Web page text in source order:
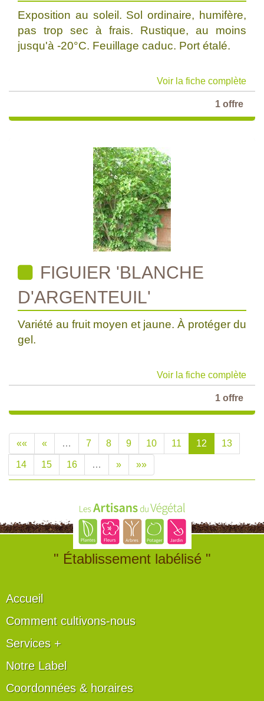
Exposition au soleil. Sol ordinaire, humifère,
pas trop sec à frais. Rustique, au moins
jusqu'à -20°C. Feuillage caduc. Port étalé.
Voir la fiche complète
1 offre
FIGUIER 'BLANCHE
D'ARGENTEUIL'
Variété au fruit moyen et jaune. À protéger du
gel.
Voir la fiche complète
1 offre
«« « … 7 8 9 10 11 12 13
14 15 16 … » »»
" Établissement labélisé "
Accueil
Comment cultivons-nous
Services +
Notre Label
Coordonnées & horaires